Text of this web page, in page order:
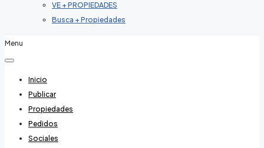
VE + PROPIEDADES
Busca + Propiedades
Menu
Inicio
Publicar
Propiedades
Pedidos
Sociales